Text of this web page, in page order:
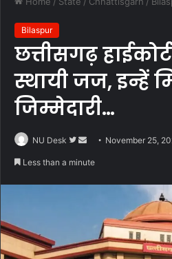
Bilaspur
छत्तीसगढ़
स्थायी जज, इन्हें
जिम्मेदारी…
NU Desk
Follow
Send November 25,
Less than a minute